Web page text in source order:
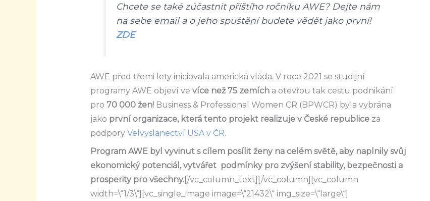
Chcete se také zúčastnit příštího ročníku AWE? Dejte nám
na sebe email a o jeho spuštění budete vědět jako první!
ZDE
AWE před třemi lety iniciovala americká vláda. V roce 2021 se studijní
programy AWE objeví ve více než 75 zemícha otevřou tak cestu podnikání
pro 70 000 žen!Business & Professional Women CR (BPWCR) byla vybrána
jako první organizace, která tento projekt realizuje v České republiceza
podpory Velvyslanectví USA v ČR.
Program AWE byl vyvinut s cílem posílit ženy na celém světě, aby naplnily svůj
ekonomický potenciál, vytvářet podmínky pro zvýšení stability, bezpečnosti a
prosperity pro všechny.[/vc_column_text][/vc_column][vc_column
width=\“1/3\“][vc_single_image image=\“21432\“ img_size=\“large\“]